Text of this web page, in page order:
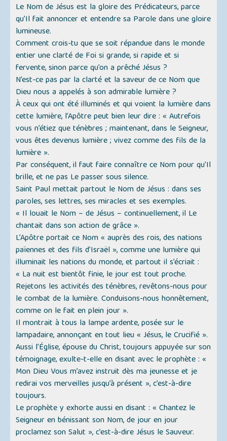
Le Nom de Jésus est la gloire des Prédicateurs, parce
qu’Il fait annoncer et entendre sa Parole dans une gloire
lumineuse.
Comment crois-tu que se soit répandue dans le monde
entier une clarté de Foi si grande, si rapide et si
fervente, sinon parce qu’on a prêché Jésus ?
N’est-ce pas par la clarté et la saveur de ce Nom que
Dieu nous a appelés à son admirable lumière ?
À ceux qui ont été illuminés et qui voient la lumière dans
cette lumière, l’Apôtre peut bien leur dire :« Autrefois
vous n’étiez que ténèbres ; maintenant, dans le Seigneur,
vous êtes devenus lumière ; vivez comme des fils de la
lumière ».
Par conséquent, il faut faire connaître ce Nom pour qu’Il
brille, et ne pas Le passer sous silence.
Saint Paul mettait partout le Nom de Jésus : dans ses
paroles, ses lettres, ses miracles et ses exemples.
« Il louait le Nom – de Jésus – continuellement, il Le
chantait dans son action de grâce ».
L’Apôtre portait ce Nom« auprès des rois, des nations
païennes et des fils d’Israël », comme une lumière qui
illuminait les nations du monde, et partout il s’écriait :
« La nuit est bientôt finie, le jour est tout proche.
Rejetons les activités des ténèbres, revêtons-nous pour
le combat de la lumière. Conduisons-nous honnêtement,
comme on le fait en plein jour ».
Il montrait à tous la lampe ardente, posée sur le
lampadaire, annonçant en tout lieu« Jésus, le Crucifié ».
Aussi l’Église, épouse du Christ, toujours appuyée sur son
témoignage, exulte-t-elle en disant avec le prophète :«
Mon Dieu Vous m’avez instruit dès ma jeunesse et je
redirai vos merveilles jusqu’à présent », c’est-à-dire
toujours.
Le prophète y exhorte aussi en disant :« Chantez le
Seigneur en bénissant son Nom, de jour en jour
proclamez son Salut », c’est-à-dire Jésus le Sauveur.